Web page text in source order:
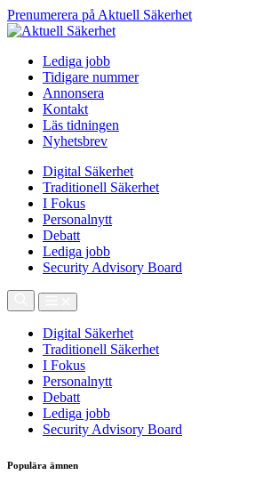
Prenumerera på Aktuell Säkerhet
Lediga jobb
Tidigare nummer
Annonsera
Kontakt
Läs tidningen
Nyhetsbrev
Digital Säkerhet
Traditionell Säkerhet
I Fokus
Personalnytt
Debatt
Lediga jobb
Security Advisory Board
Digital Säkerhet
Traditionell Säkerhet
I Fokus
Personalnytt
Debatt
Lediga jobb
Security Advisory Board
Populära ämnen